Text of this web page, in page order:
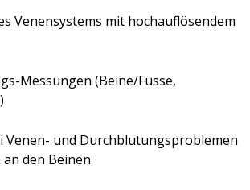
Venensystems mit hochauflösendem
Messungen (Beine/Füsse,
Venen- und Durchblutungsproblemen
den Beinen